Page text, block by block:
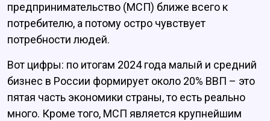
предпринимательство (МСП) ближе всего к
потребителю, а потому остро чувствует
потребности людей.
Вот цифры: по итогам 2024 года малый и средний
бизнес в России формирует около 20% ВВП – это
пятая часть экономики страны, то есть реально
много. Кроме того, МСП является крупнейшим